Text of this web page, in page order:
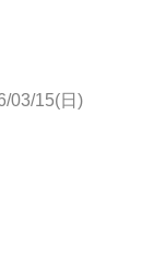
03/15(日)